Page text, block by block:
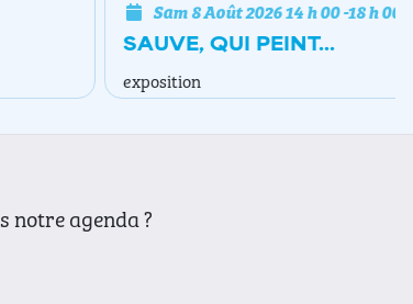
SAUVE, QUI PEINT...
Sam 8 Août 202614 h 00-18 h 00
exposition
notre agenda ?